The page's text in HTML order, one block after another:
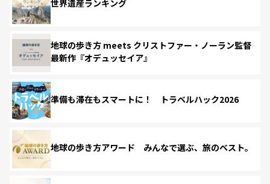
世界遺産ランキング
地球の歩き方 meets クリストファー・ノーラン監督
最新作『オデュッセイア』
準備も滞在もスマートに！ トラベルハック2026
地球の歩き方アワード みんなで選ぶ、旅のベスト。